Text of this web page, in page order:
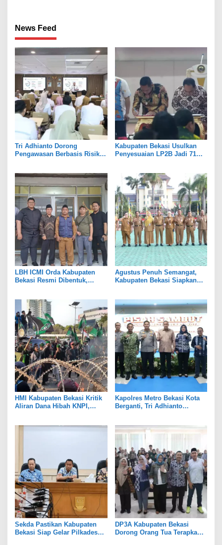
News Feed
Tri Adhianto Dorong
Pengawasan Berbasis Risiko,
Kabupaten Bekasi Usulkan
Penyesuaian LP2B Jadi 71
LBH ICMI Orda Kabupaten
Bekasi Resmi Dibentuk,
Agustus Penuh Semangat,
Kabupaten Bekasi Siapkan
HMI Kabupaten Bekasi Kritik
Aliran Dana Hibah KNPI,
Kapolres Metro Bekasi Kota
Berganti, Tri Adhianto
Sekda Pastikan Kabupaten
Bekasi Siap Gelar Pilkades
DP3A Kabupaten Bekasi
Dorong Orang Tua Terapkan